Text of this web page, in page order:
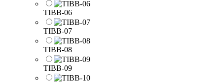
TIBB-06
TIBB-07
TIBB-08
TIBB-09